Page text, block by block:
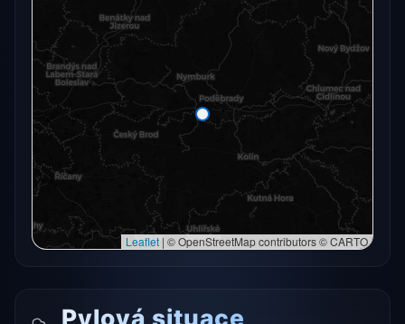
Radarový snímek momentálně není dostupný.
Otevřít v plné mapě
Zkusit znovu
Otevřít v plné mapě →
Leaflet | © OpenStreetMap contributors © CARTO
Pylová situace